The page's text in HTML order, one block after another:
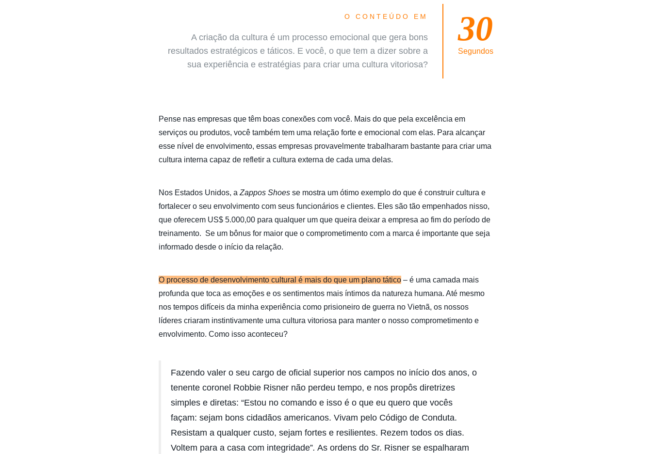
O CONTEÚDO EM
A criação da cultura é um processo emocional que gera bons
resultados estratégicos e táticos. E você, o que tem a dizer sobre a
sua experiência e estratégias para criar uma cultura vitoriosa?
30
Segundos
Pense nas empresas que têm boas conexões com você. Mais do que pela excelência em
serviços ou produtos, você também tem uma relação forte e emocional com elas. Para alcançar
esse nível de envolvimento, essas empresas provavelmente trabalharam bastante para criar uma
cultura interna capaz de refletir a cultura externa de cada uma delas.
Nos Estados Unidos, a Zappos Shoes se mostra um ótimo exemplo do que é construir cultura e
fortalecer o seu envolvimento com seus funcionários e clientes. Eles são tão empenhados nisso,
que oferecem US$ 5.000,00 para qualquer um que queira deixar a empresa ao fim do período de
treinamento. Se um bônus for maior que o comprometimento com a marca é importante que seja
informado desde o início da relação.
O processo de desenvolvimento cultural é mais do que um plano tático – é uma camada mais
profunda que toca as emoções e os sentimentos mais íntimos da natureza humana. Até mesmo
nos tempos difíceis da minha experiência como prisioneiro de guerra no Vietnã, os nossos
líderes criaram instintivamente uma cultura vitoriosa para manter o nosso comprometimento e
envolvimento. Como isso aconteceu?
Fazendo valer o seu cargo de oficial superior nos campos no início dos anos, o
tenente coronel Robbie Risner não perdeu tempo, e nos propôs diretrizes
simples e diretas: “Estou no comando e isso é o que eu quero que vocês
façam: sejam bons cidadãos americanos. Vivam pelo Código de Conduta.
Resistam a qualquer custo, sejam fortes e resilientes. Rezem todos os dias.
Voltem para a casa com integridade”. As ordens do Sr. Risner se espalharam